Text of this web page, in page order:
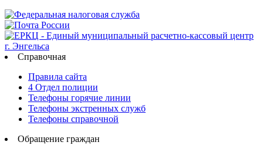
Справочная
Правила сайта
4 Отдел полиции
Телефоны горячие линии
Телефоны экстренных служб
Телефоны справочной
Обращение граждан